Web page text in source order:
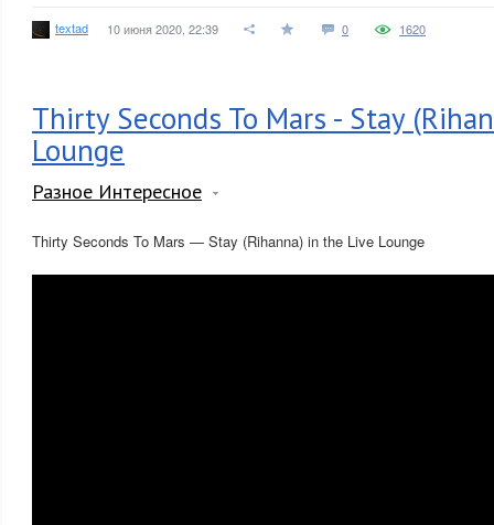
textad 10 июня 2020, 22:39 0 1620
Thirty Seconds To Mars - Stay
Lounge
Разное Интересное
Thirty Seconds To Mars — Stay (Rihanna) in the Live Lounge